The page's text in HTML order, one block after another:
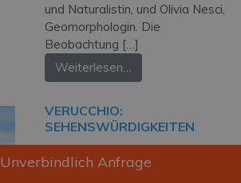
Unverbindlich Anfrage
und Naturalistin, und Olivia Nesci,
Geomorphologin. Die
Beobachtung […]
Weiterlesen…
VERUCCHIO:
SEHENSWÜRDIGKEITEN
dem touristischen Qualitätssiegel